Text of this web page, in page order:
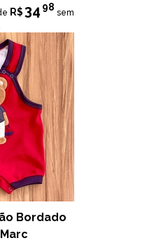
R$ 34 98
sem
Bordado